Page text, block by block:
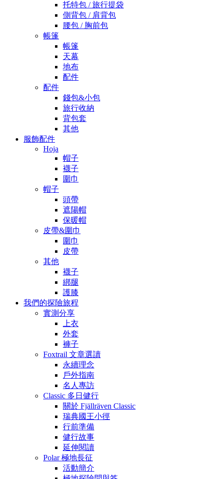
托特包 / 旅行提袋
側背包 / 肩背包
腰包 / 胸前包
帳篷
帳篷
天幕
地布
配件
配件
錢包&小包
旅行收納
背包套
其他
服飾配件
Hoja
帽子
襪子
圍巾
帽子
頭帶
遮陽帽
保暖帽
皮帶&圍巾
圍巾
皮帶
其他
襪子
綁腿
護膝
我們的探險旅程
實測分享
上衣
外套
褲子
Foxtrail 文章選讀
永續理念
戶外指南
名人專訪
Classic 多日健行
關於 Fjällräven Classic
瑞典國王小徑
行前準備
健行故事
延伸閱讀
Polar 極地長征
活動簡介